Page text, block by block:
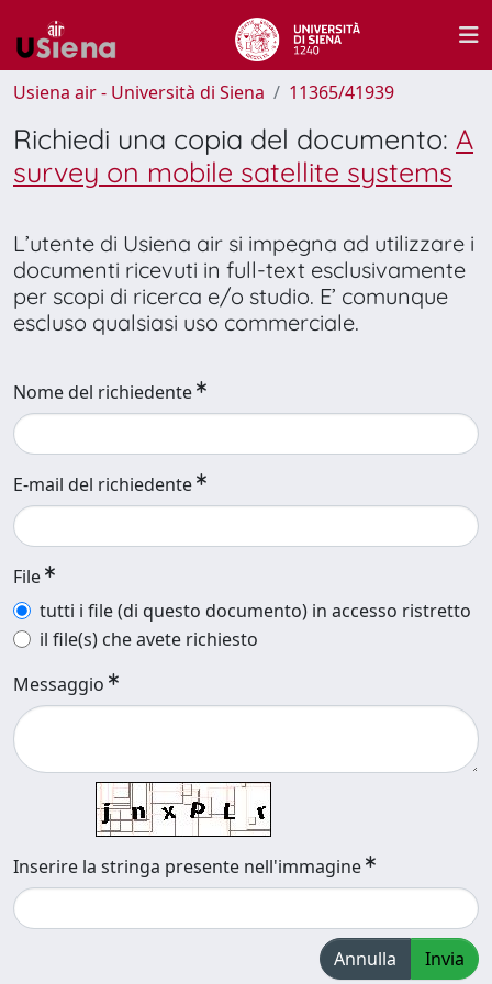
Usiena air - Università di Siena 11365/41939
Richiedi una copia del documento: A
survey on mobile satellite systems
L’utente di Usiena air si impegna ad utilizzare i
documenti ricevuti in full-text esclusivamente
per scopi di ricerca e/o studio. E’ comunque
escluso qualsiasi uso commerciale.
Nome del richiedente
E-mail del richiedente
File
tutti i file (di questo documento) in accesso ristretto
il file(s) che avete richiesto
Messaggio
Inserire la stringa presente nell'immagine
Annulla Invia